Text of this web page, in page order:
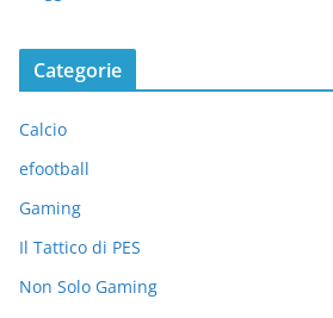
Categorie
Calcio
efootball
Gaming
Il Tattico di PES
Non Solo Gaming